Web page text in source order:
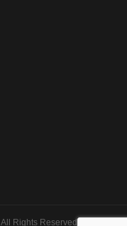
All Rights Reserved.